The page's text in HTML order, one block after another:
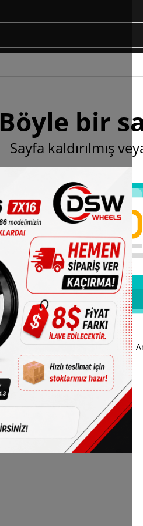
Böyle bir
Sayfa kaldırılmış